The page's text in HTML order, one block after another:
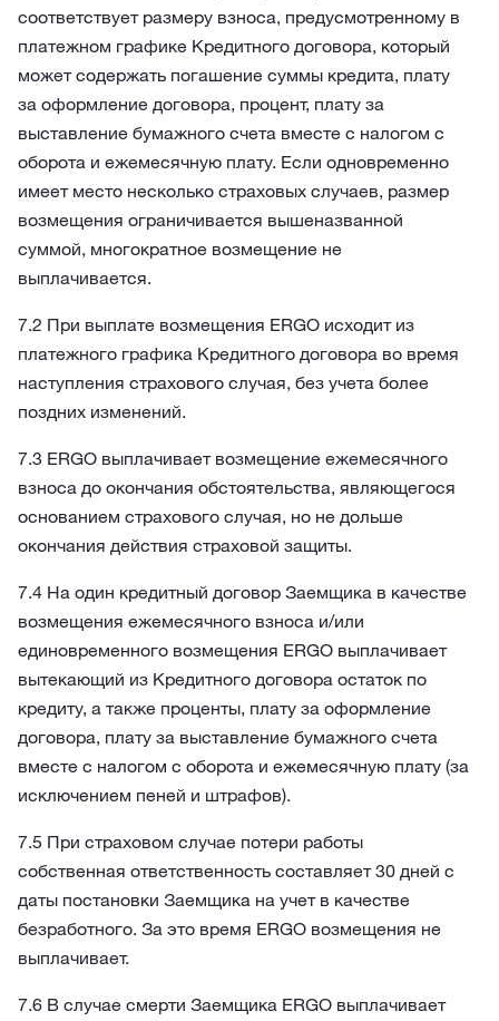
соответствует размеру взноса, предусмотренному в
платежном графике Кредитного договора, который
может содержать погашение суммы кредита, плату
за оформление договора, процент, плату за
выставление бумажного счета вместе с налогом с
оборота и ежемесячную плату. Если одновременно
имеет место несколько страховых случаев, размер
возмещения ограничивается вышеназванной
суммой, многократное возмещение не
выплачивается.
7.2 При выплате возмещения ERGO исходит из
платежного графика Кредитного договора во время
наступления страхового случая, без учета более
поздних изменений.
7.3 ERGO выплачивает возмещение ежемесячного
взноса до окончания обстоятельства, являющегося
основанием страхового случая, но не дольше
окончания действия страховой защиты.
7.4 На один кредитный договор Заемщика в качестве
возмещения ежемесячного взноса и/или
единовременного возмещения ERGO выплачивает
вытекающий из Кредитного договора остаток по
кредиту, а также проценты, плату за оформление
договора, плату за выставление бумажного счета
вместе с налогом с оборота и ежемесячную плату (за
исключением пеней и штрафов).
7.5 При страховом случае потери работы
собственная ответственность составляет 30 дней с
даты постановки Заемщика на учет в качестве
безработного. За это время ERGO возмещения не
выплачивает.
7.6 В случае смерти Заемщика ERGO выплачивает